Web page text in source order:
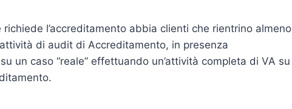
l’accreditamento abbia clienti che rientrino almeno
di audit di Accreditamento, in presenza
un caso “reale” effettuando un’attività completa di VA su